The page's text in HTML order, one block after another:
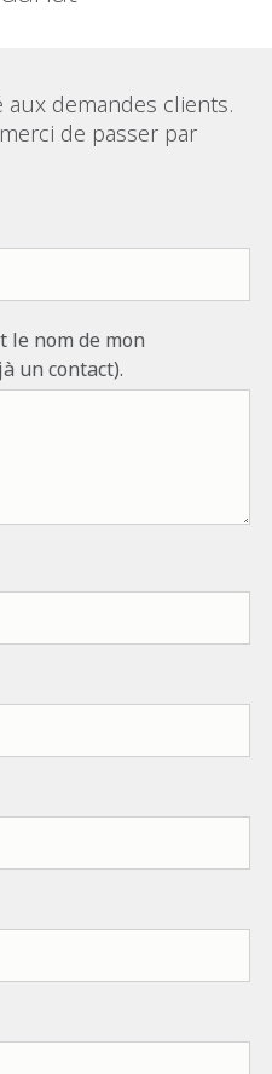
demandes clients.
de passer par
le nom de mon
un contact).